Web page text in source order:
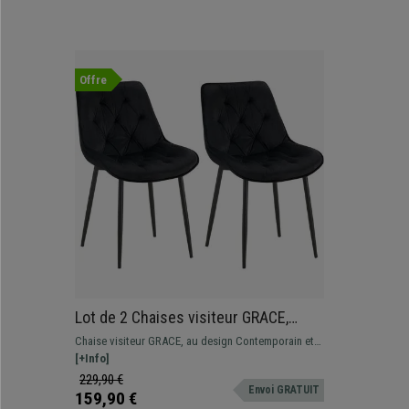
Offre
Lot de 2 Chaises visiteur GRACE,
Design Confortable et Elégant,
Piétement métallique, en Velours
Noir
Chaise visiteur GRACE, au design Contemporain et
Confortable.
[+Info]
229,90 €
159,90 € Envoi GRATUIT